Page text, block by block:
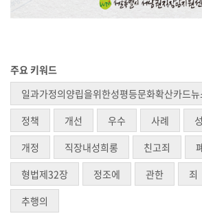
주요 키워드
일과가정의양립을위한성평등문화확산카드
정책
개선 우수 사례
개정
직장내성희롱 친고죄
형법제32장
정조에 관한 죄
추행의